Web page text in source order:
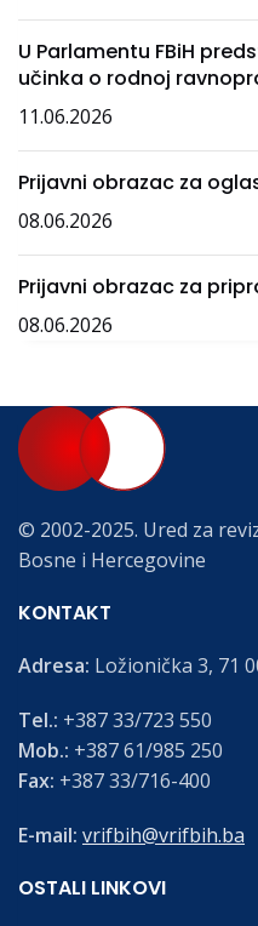
U Parlamentu FBiH
učinka o rodnoj
11.06.2026
Prijavni obrazac za
08.06.2026
Prijavni obrazac za
08.06.2026
© 2002-2025. Ured za
Bosne i Hercegovine
KONTAKT
Adresa: Ložionička 3, 71
Tel.: +387 33/723 550
Mob.: +387 61/985 250
Fax: +387 33/716-400
E-mail: vrifbih@vrifbih.ba
OSTALI LINKOVI